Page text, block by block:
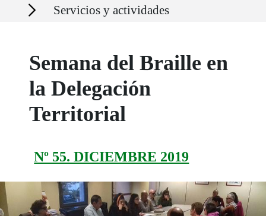
Secciones Servicios y actividades
Semana del Braille en
la Delegación
Territorial
Nº 55. DICIEMBRE 2019